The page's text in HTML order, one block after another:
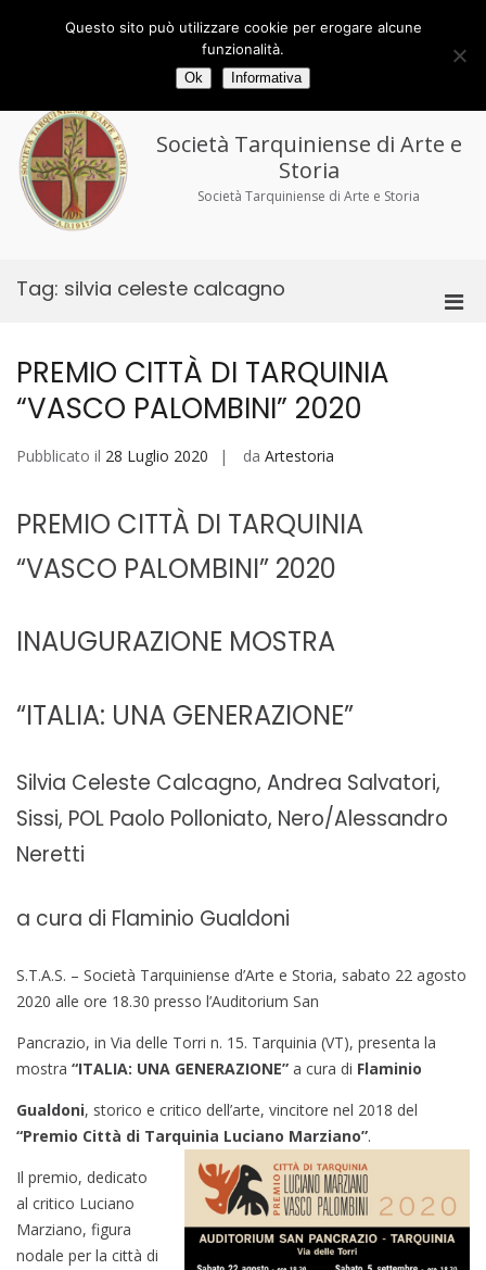
Via delle Torri 29/33 - 01016 Tarquinia (VT)
tel/fax 0766.858194
tarquiniense@gmail.com
Società Tarquiniense di Arte e
Storia
Società Tarquiniense di Arte e Storia
Tag: silvia celeste calcagno
PREMIO CITTÀ DI TARQUINIA
“VASCO PALOMBINI” 2020
Pubblicato il 28 Luglio 2020 da Artestoria
PREMIO CITTÀ DI TARQUINIA
“VASCO PALOMBINI” 2020
INAUGURAZIONE MOSTRA
“ITALIA: UNA GENERAZIONE”
Silvia Celeste Calcagno, Andrea Salvatori,
Sissi, POL Paolo Polloniato, Nero/Alessandro
Neretti
a cura di Flaminio Gualdoni
S.T.A.S. – Società Tarquiniense d’Arte e Storia, sabato 22 agosto
2020 alle ore 18.30 presso l’Auditorium San
Pancrazio, in Via delle Torri n. 15. Tarquinia (VT), presenta la
mostra “ITALIA: UNA GENERAZIONE” a cura di Flaminio
Gualdoni, storico e critico dell’arte, vincitore nel 2018 del
“Premio Città di Tarquinia Luciano Marziano”.
Il premio, dedicato
al critico Luciano
Marziano, figura
nodale per la città di
Questo sito può utilizzare cookie per erogare alcune
funzionalità.
Ok Informativa